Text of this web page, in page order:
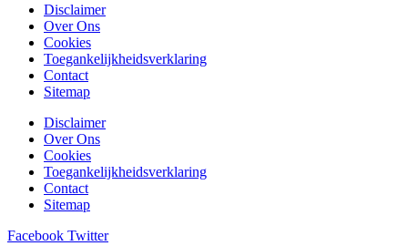
Disclaimer
Over Ons
Cookies
Toegankelijkheidsverklaring
Contact
Sitemap
Disclaimer
Over Ons
Cookies
Toegankelijkheidsverklaring
Contact
Sitemap
Facebook Twitter